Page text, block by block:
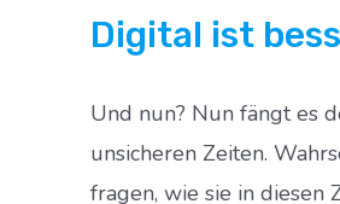
Digital ist
Und nun? Nun fängt es
unsicheren Zeiten.
fragen, wie sie in diesen